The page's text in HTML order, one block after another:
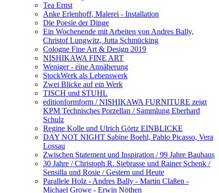
Tea Ernst
Anke Erlenhoff, Malerei - Installation
Die Poesie der Dinge
Ein Wochenende mit Arbeiten von Andres Bally,
Christof Lungwitz, Jutta Schmücking
Cologne Fine Art & Design 2019
NISHIKAWA FINE ART
Weniger - eine Annäherung
StockWerk als Lebenswerk
Zwei Blicke auf ein Werk
TISCH und STUHL
editionformform / NISHIKAWA FURNITURE zeigt
KPM Technisches Porzellan / Sammlung Eberhard
Schulz
Regine Kolle und Ulrich Görtz EINBLICKE
DAY NOT NIGHT Sabine Boehl, Pablo Picasso, Vera
Lossau
Zwischen Statement und Inspiration / 99 Jahre Bauhaus
30 Jahre / Christoph R. Siebrasse und Rainer Schenk /
Sensilla und Rosie / Gestern und Heute
Parallele Holz - Andres Bally - Martin Claßen -
Michael Growe - Erwin Nöthen